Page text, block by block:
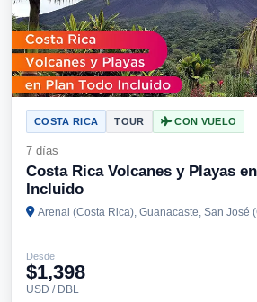
COSTA RICA TOUR CON VUELO
7 días
Costa Rica Volcanes y Playas
Incluido
Arenal (Costa Rica), Guanacaste, San José
Desde
$1,398
USD / DBL